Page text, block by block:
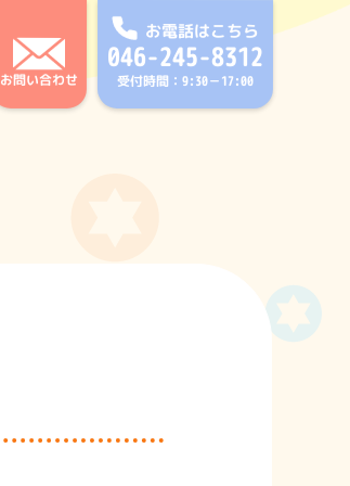
お問い合わせ
お電話はこちら
046-245-8312
受付時間：9:30－17:00